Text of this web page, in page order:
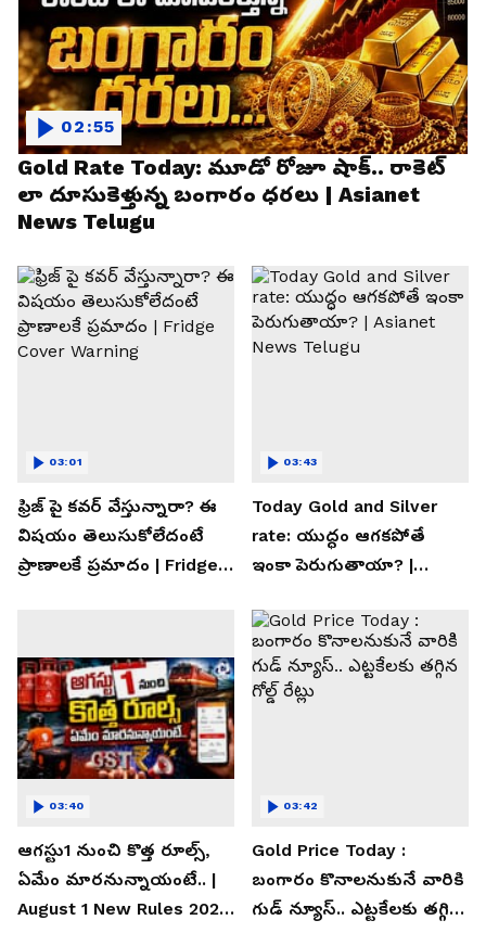
Gold Rate Today: మూడో రోజూ షాక్.. రాకెట్
లా దూసుకెళ్తున్న బంగారం ధరలు | Asianet
News Telugu
02:55
ఫ్రిజ్ పై కవర్ వేస్తున్నారా? ఈ
విషయం తెలుసుకోలేదంటే
ప్రాణాలకే ప్రమాదం | Fridge
03:01
Today Gold and Silver
rate: యుద్ధం ఆగకపోతే
ఇంకా పెరుగుతాయా? |
03:43
ఆగస్టు1 నుంచి కొత్త రూల్స్,
ఏమేం మారనున్నాయంటే.. |
August 1 New Rules 2026
03:40
Gold Price Today :
బంగారం కొనాలనుకునే వారికి
గుడ్ న్యూస్.. ఎట్టకేలకు తగ్గిన
03:42